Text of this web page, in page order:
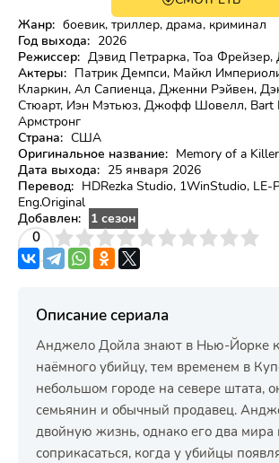
Жанр: боевик, триллер, драма, криминал
Год выхода: 2026
Режиссер: Дэвид Петрарка, Тоа
Актеры: Патрик Демпси, Майкл
Кларкин, Ал Сапиенца, Дженни Рэйвен,
Стюарт, Иэн Мэтьюз, Джофф Шовелл, Bart
Армстронг
Страна: США
Оригинальное название: Memory of a Killer
Дата выхода: 25 января 2026
Перевод: HDRezka Studio, 1WinStudio, LE-
Eng.Original
Добавлен:
1 сезон
0
4 5 6 7 8 9 10
Описание сериала
Анджело Дойла знают в Нью-Йорке
наёмного убийцу, тем временем в
небольшом городе на севере штата,
семьянин и обычный продавец.
двойную жизнь, однако его два мира
соприкасаться, когда у убийцы